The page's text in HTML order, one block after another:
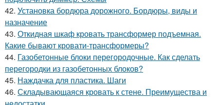
42. Установка бордюра дорожного. Бордюры, виды и
назначение
43. Откидная шкаф кровать трансформер подъемная.
Какие бывают кровати-трансформеры?
44. Газобетонные блоки перегородочные. Как сделать
перегородки из газобетонных блоков?
45. Наждачка для пластика. Шаги
46. Складывающаяся кровать к стене. Преимущества и